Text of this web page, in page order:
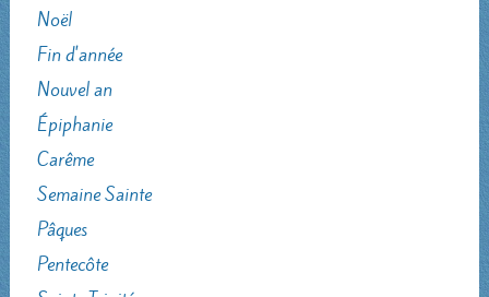
Noël
Fin d'année
Nouvel an
Épiphanie
Carême
Semaine Sainte
Pâques
Pentecôte